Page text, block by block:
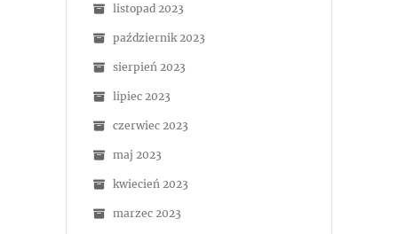
listopad 2023
październik 2023
sierpień 2023
lipiec 2023
czerwiec 2023
maj 2023
kwiecień 2023
marzec 2023